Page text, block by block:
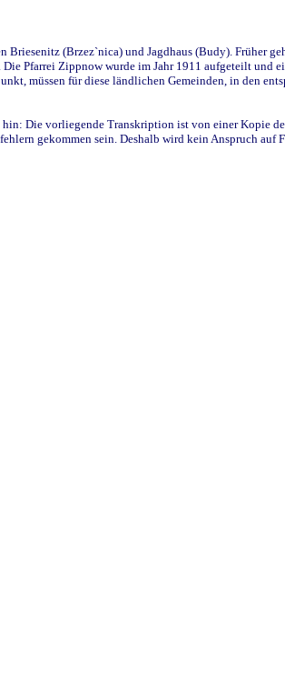
(Brzez`nica) und Jagdhaus (Budy). Früher
Pfarrei Zippnow wurde im Jahr 1911 aufgeteilt und
müssen für diese ländlichen Gemeinden, in den
Die vorliegende Transkription ist von einer Kopie
gekommen sein. Deshalb wird kein Anspruch auf